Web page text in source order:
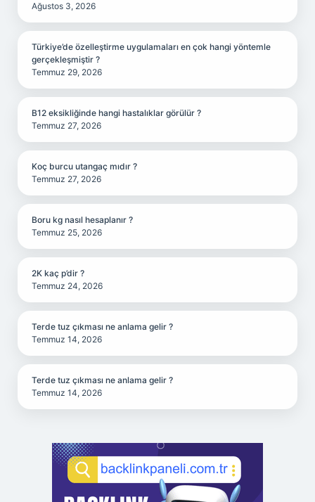
Ağustos 3, 2026
Türkiye’de özelleştirme uygulamaları en çok hangi yöntemle
gerçekleşmiştir ?
Temmuz 29, 2026
B12 eksikliğinde hangi hastalıklar görülür ?
Temmuz 27, 2026
Koç burcu utangaç mıdır ?
Temmuz 27, 2026
Boru kg nasıl hesaplanır ?
Temmuz 25, 2026
2K kaç p’dir ?
Temmuz 24, 2026
Terde tuz çıkması ne anlama gelir ?
Temmuz 14, 2026
Terde tuz çıkması ne anlama gelir ?
Temmuz 14, 2026